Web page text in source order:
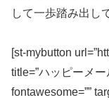
して一歩踏み出し
[st-mybutton
title=”ハッピーメー
fontawesome=””